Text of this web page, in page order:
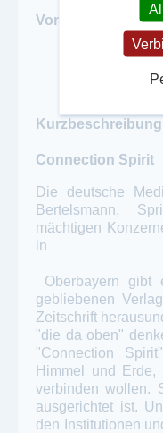
Vorstellung
Connection Spirit
Die deutsche
Bertelsmann,
mächtigen
in
Oberbayern gibt
gebliebenen
Zeitschrift
"die da oben"
"Connection
Himmel und
verbinden wollen.
ausgerichtet ist.
den Institutionen